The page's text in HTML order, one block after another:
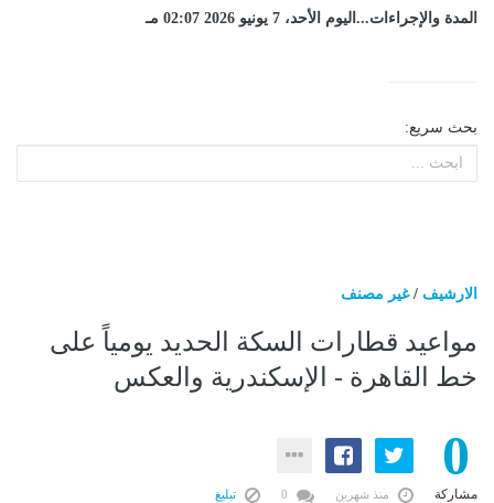
المدة والإجراءات...اليوم الأحد، 7 يونيو 2026 02:07 مـ
بحث سريع:
الارشيف /غير مصنف
مواعيد قطارات السكة الحديد يومياً على
خط القاهرة - الإسكندرية والعكس
0
مشاركة منذ شهرين تبليغ